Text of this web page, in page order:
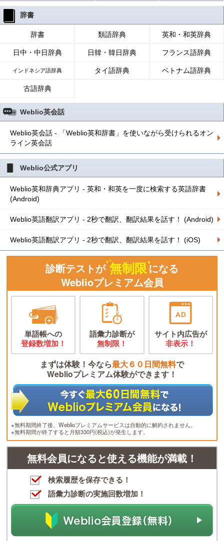
辞書
辞書 類語辞典 英和・和英辞典
日中・中日辞典 日韓・韓日辞典 フランス語辞典
インドネシア語辞典 タイ語辞典 ベトナム語辞典
古語辞典
Weblio英会話
Weblio英会話 - 「Weblio英和辞書」を使いながら受けられるオン
ライン英会話
Weblio公式アプリ
Weblio英和辞典アプリ - 英和・和英を一度に検索する英語辞書
(Android)
Weblio英語翻訳アプリ - 2秒で翻訳、翻訳結果を話す！ (Android)
Weblio英語翻訳アプリ - 2秒で翻訳、翻訳結果を話す！ (iOS)
診断テストが 無制限になる
Weblioプレミアム会員
単語帳への
登録数増加！
語彙力診断が
無制限！
サイト内広告が
非表示！
まずは体験！今なら最大６０日間無料で
Weblioプレミアム体験ができます！
※無料期間終了後、Weblioプレミアムサービスは自動的に解約されません。
※無料期間が終了すると月額330円(税込)が発生します。
無料会員になると使える機能が満載！
検索履歴を保存できる！
語彙力診断の実施回数増加！